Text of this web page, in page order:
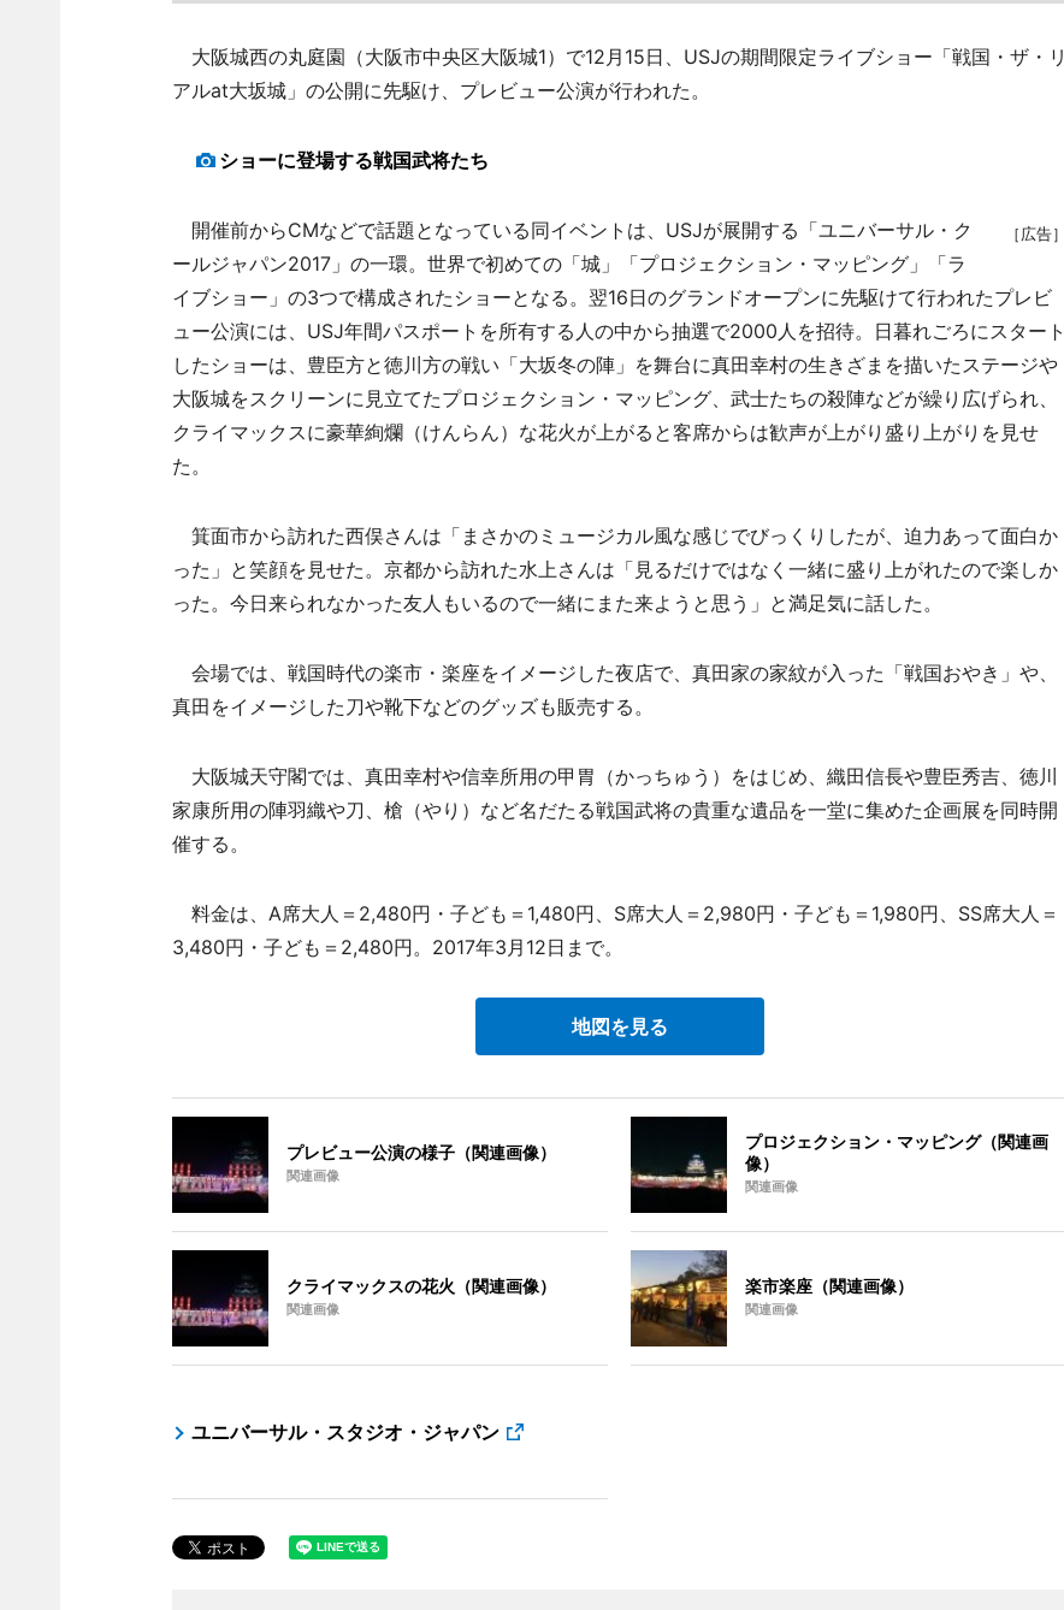
大阪城西の丸庭園（大阪市中央区大阪城1）で12月15日、USJの期間限定ライブショー「戦国・ザ・リ
アルat大坂城」の公開に先駆け、プレビュー公演が行われた。
ショーに登場する戦国武将たち
［広告］
開催前からCMなどで話題となっている同イベントは、USJが展開する「ユニバーサル・ク
ールジャパン2017」の一環。世界で初めての「城」「プロジェクション・マッピング」「ラ
イブショー」の3つで構成されたショーとなる。翌16日のグランドオープンに先駆けて行われたプレビ
ュー公演には、USJ年間パスポートを所有する人の中から抽選で2000人を招待。日暮れごろにスタート
したショーは、豊臣方と徳川方の戦い「大坂冬の陣」を舞台に真田幸村の生きざまを描いたステージや
大阪城をスクリーンに見立てたプロジェクション・マッピング、武士たちの殺陣などが繰り広げられ、
クライマックスに豪華絢爛（けんらん）な花火が上がると客席からは歓声が上がり盛り上がりを見せ
た。
箕面市から訪れた西俣さんは「まさかのミュージカル風な感じでびっくりしたが、迫力あって面白か
った」と笑顔を見せた。京都から訪れた水上さんは「見るだけではなく一緒に盛り上がれたので楽しか
った。今日来られなかった友人もいるので一緒にまた来ようと思う」と満足気に話した。
会場では、戦国時代の楽市・楽座をイメージした夜店で、真田家の家紋が入った「戦国おやき」や、
真田をイメージした刀や靴下などのグッズも販売する。
大阪城天守閣では、真田幸村や信幸所用の甲胃（かっちゅう）をはじめ、織田信長や豊臣秀吉、徳川
家康所用の陣羽織や刀、槍（やり）など名だたる戦国武将の貴重な遺品を一堂に集めた企画展を同時開
催する。
料金は、A席大人＝2,480円・子ども＝1,480円、S席大人＝2,980円・子ども＝1,980円、SS席大人＝
3,480円・子ども＝2,480円。2017年3月12日まで。
地図を見る
プレビュー公演の様子（関連画像）
関連画像
プロジェクション・マッピング（関連画
像）
関連画像
クライマックスの花火（関連画像）
関連画像
楽市楽座（関連画像）
関連画像
ユニバーサル・スタジオ・ジャパン